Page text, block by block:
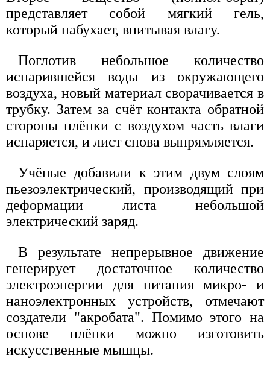
представляет собой мягкий гель,
который набухает, впитывая влагу.
Поглотив небольшое количество
испарившейся воды из окружающего
воздуха, новый материал сворачивается в
трубку. Затем за счёт контакта обратной
стороны плёнки с воздухом часть влаги
испаряется, и лист снова выпрямляется.
Учёные добавили к этим двум слоям
пьезоэлектрический, производящий при
деформации листа небольшой
электрический заряд.
В результате непрерывное движение
генерирует достаточное количество
электроэнергии для питания микро- и
наноэлектронных устройств, отмечают
создатели "акробата". Помимо этого на
основе плёнки можно изготовить
искусственные мышцы.